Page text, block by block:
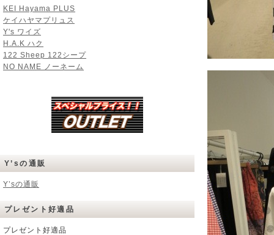
KEI Hayama PLUS
ケイハヤマプリュス
Y's ワイズ
H.A.K ハク
122 Sheep 122シープ
NO NAME ノーネーム
Y’sの通販
Y’sの通販
プレゼント好適品
プレゼント好適品